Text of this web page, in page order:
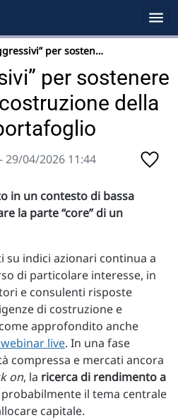
per sosten…
per sostenere
della
- 29/04/2026 11:44
in un contesto di bassa
la parte “core” di un
indici azionari continua a
di particolare interesse, in
e consulenti risposte
di costruzione e
approfondito anche
live. In una fase
compressa e mercati ancora
on, la ricerca di rendimento a
il tema centrale
capitale.